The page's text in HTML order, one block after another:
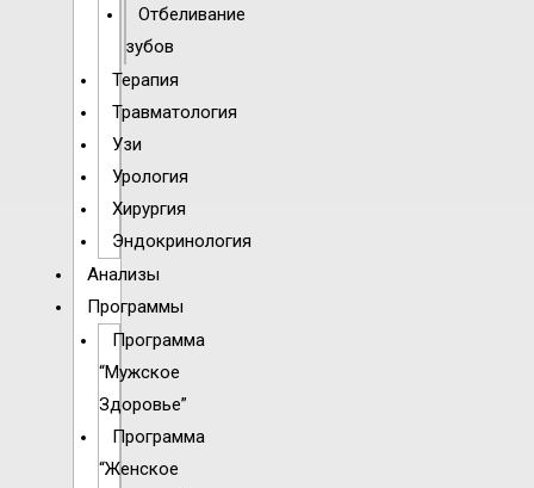
Отбеливание
зубов
Терапия
Травматология
Узи
Урология
Хирургия
Эндокринология
Анализы
Программы
Программа
“Мужское
Здоровье”
Программа
“Женское